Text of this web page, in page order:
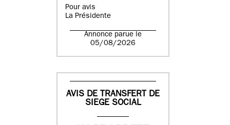
Pour avis
La Présidente
Annonce parue le
05/08/2026
AVIS DE TRANSFERT DE
SIEGE SOCIAL